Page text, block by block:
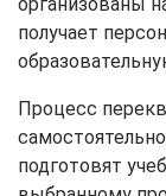
получает
Процесс
подготовят